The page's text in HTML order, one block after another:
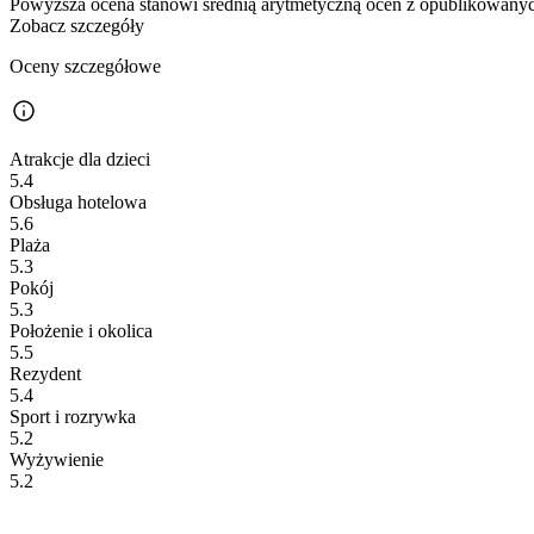
Powyższa ocena stanowi średnią arytmetyczną ocen z
Zobacz szczegóły
Oceny szczegółowe
Atrakcje dla dzieci
5.4
Obsługa hotelowa
5.6
Plaża
5.3
Pokój
5.3
Położenie i okolica
5.5
Rezydent
5.4
Sport i rozrywka
5.2
Wyżywienie
5.2